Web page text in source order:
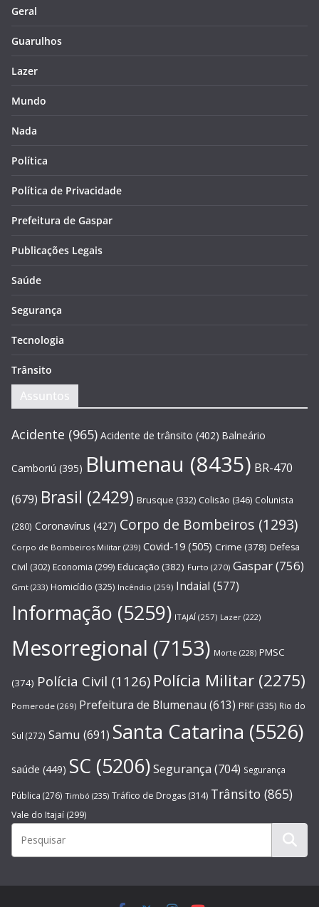
Geral
Guarulhos
Lazer
Mundo
Nada
Política
Política de Privacidade
Prefeitura de Gaspar
Publicações Legais
Saúde
Segurança
Tecnologia
Trânsito
Assuntos
Acidente (965) Acidente de trânsito (402) Balneário
Camboriú (395) Blumenau (8435) BR-470
(679) Brasil (2429) Brusque (332) Colisão (346) Colunista
(280) Coronavírus (427) Corpo de Bombeiros (1293)
Corpo de Bombeiros Militar (239) Covid-19 (505) Crime (378) Defesa
Civil (302) Economia (299) Educação (382) Furto (270) Gaspar(756)
Gmt (233) Homicídio (325) Incêndio (259) Indaial (577)
Informação (5259) ITAJAÍ (257) Lazer (222)
Mesorregional (7153) Morte (228) PMSC
(374) Polícia Civil (1126) Polícia Militar (2275)
Pomerode (269) Prefeitura de Blumenau (613) PRF (335) Rio do
Sul (272) Samu (691) Santa Catarina (5526)
saúde (449) SC (5206)Segurança (704) Segurança
Pública (276) Timbó (235) Tráfico de Drogas (314) Trânsito (865)
Vale do Itajaí (299)